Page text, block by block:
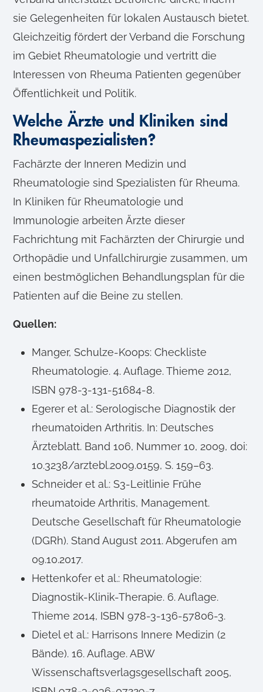
sie Gelegenheiten für lokalen Austausch bietet.
Gleichzeitig fördert der Verband die Forschung
im Gebiet Rheumatologie und vertritt die
Interessen von Rheuma Patienten gegenüber
Öffentlichkeit und Politik.
Welche Ärzte und Kliniken sind
Rheumaspezialisten?
Fachärzte der Inneren Medizin und
Rheumatologie sind Spezialisten für Rheuma.
In Kliniken für Rheumatologie und
Immunologie arbeiten Ärzte dieser
Fachrichtung mit Fachärzten der Chirurgie und
Orthopädie und Unfallchirurgie zusammen, um
einen bestmöglichen Behandlungsplan für die
Patienten auf die Beine zu stellen.
Quellen:
Manger, Schulze-Koops: Checkliste
Rheumatologie. 4. Auflage. Thieme 2012,
ISBN 978-3-131-51684-8.
Egerer et al.: Serologische Diagnostik der
rheumatoiden Arthritis. In: Deutsches
Ärzteblatt. Band 106, Nummer 10, 2009, doi:
10.3238/arztebl.2009.0159, S. 159–63.
Schneider et al.: S3-Leitlinie Frühe
rheumatoide Arthritis, Management.
Deutsche Gesellschaft für Rheumatologie
(DGRh). Stand August 2011. Abgerufen am
09.10.2017.
Hettenkofer et al.: Rheumatologie:
Diagnostik-Klinik-Therapie. 6. Auflage.
Thieme 2014, ISBN 978-3-136-57806-3.
Dietel et al.: Harrisons Innere Medizin (2
Bände). 16. Auflage. ABW
Wissenschaftsverlagsgesellschaft 2005,